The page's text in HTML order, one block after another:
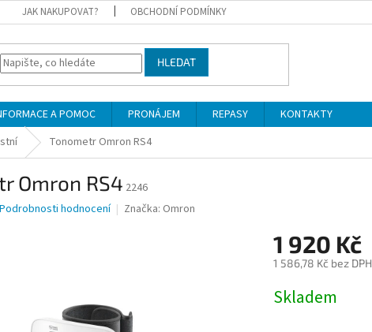
JAK NAKUPOVAT? OBCHODNÍ PODMÍNKY
HLEDAT
A POMOC PRONÁJEM REPASY
KONTAKTY
Tonometr Omron RS4
Omron RS4 2246
Podrobnosti hodnocení Značka: Omron
1 920 Kč
1 586,78 Kč bez DPH
cena:
Skladem